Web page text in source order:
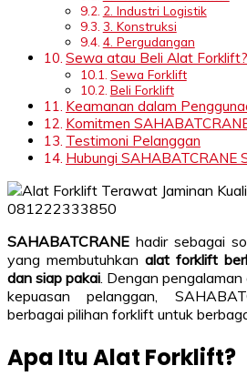
2. Industri Logistik
3. Konstruksi
4. Pergudangan
Sewa atau Beli Alat Forklift?
Sewa Forklift
Beli Forklift
Keamanan dalam
Komitmen
Testimoni Pelanggan
Hubungi SAHABATCRANE
SAHABATCRANE hadir sebagai
yang membutuhkan alat forklift
dan siap pakai . Dengan
kepuasan pelanggan,
berbagai pilihan forklift untuk
Apa Itu Alat Forklift?